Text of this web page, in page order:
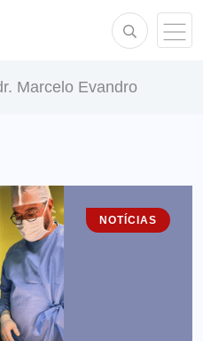
Marcelo Evandro
NOTÍCIAS